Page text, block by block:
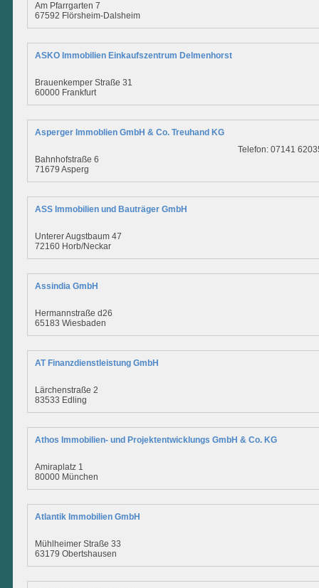
Am Pfarrgarten 7
67592 Flörsheim-Dalsheim
ASKO Immobilien Einkaufszentrum Delmenhorst
Brauenkemper Straße 31
60000 Frankfurt
Asperger Immoblien GmbH & Co. Treuhand KG
Bahnhofstraße 6
71679 Asperg
Telefon: 07141
ASS Immobilien und Bauträger GmbH
Unterer Augstbaum 47
72160 Horb/Neckar
Assindia GmbH
Hermannstraße d26
65183 Wiesbaden
AT Finanzdienstleistung GmbH
Lärchenstraße 2
83533 Edling
Athos Immobilien- und Projektentwicklungs GmbH & Co. KG
Amiraplatz 1
80000 München
Atlantik Immobilien GmbH
Mühlheimer Straße 33
63179 Obertshausen